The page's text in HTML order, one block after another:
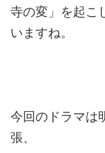
寺の変」を起こ
いますね。
今回のドラマは
張、